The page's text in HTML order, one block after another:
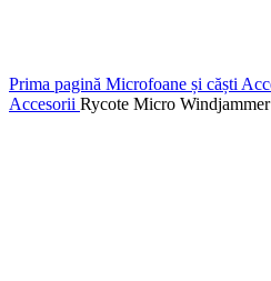
Prima pagină Microfoane și căști
Accesorii Rycote Micro